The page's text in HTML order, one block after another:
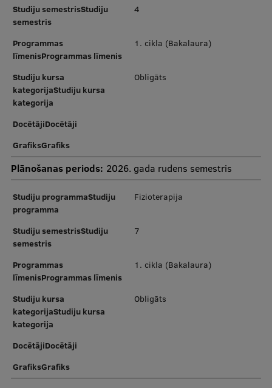
Pētniecības datu pārvaldība
RSU zinātnes portāls
Zinātnes ietekme
Pētniecības platformas
Doktorantūras skola
Pētniecības pakalpojumi
Pētniecības projekti
Zinātnieku brokastis
Vertikāli integrētie projekti
Inovāciju centrs
Mobilitātes programmas
Starptautiskie projekti
Studiju semestrisStudiju
semestris
4
Programmas
līmenisProgrammas līmenis
1. cikla (Bakalaura)
Studiju kursa
kategorijaStudiju kursa
kategorija
Obligāts
DocētājiDocētāji
GrafiksGrafiks
Plānošanas periods: 2026. gada rudens semestris
Studiju programmaStudiju
programma
Fizioterapija
Studiju semestrisStudiju
semestris
7
Programmas
līmenisProgrammas līmenis
1. cikla (Bakalaura)
Studiju kursa
kategorijaStudiju kursa
kategorija
Obligāts
DocētājiDocētāji
GrafiksGrafiks